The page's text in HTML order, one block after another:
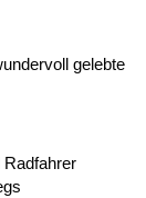
gelebte
Radfahrer